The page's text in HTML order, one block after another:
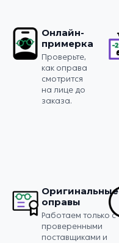
Онлайн-
примерка
Проверьте,
как оправа
смотрится
на лице до
заказа.
Оригинальные
оправы
Работаем только с
проверенными
поставщиками и